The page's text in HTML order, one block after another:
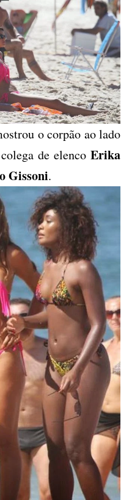
o corpão ao lado
de elencoErika
Gissoni.